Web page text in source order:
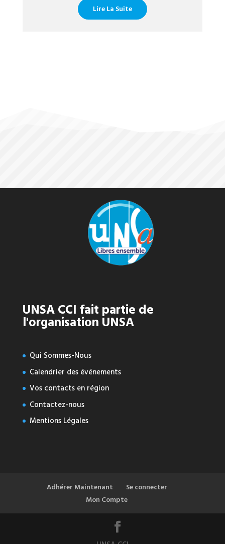
Lire La Suite
UNSA CCI fait partie de
l'organisation UNSA
Qui Sommes-Nous
Calendrier des événements
Vos contacts en région
Contactez-nous
Mentions Légales
Adhérer Maintenant
Se connecter
Mon Compte